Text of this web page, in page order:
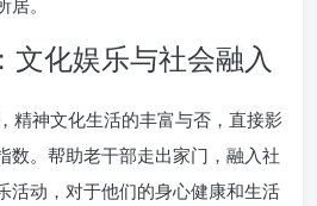
。
文化娱乐与社会融入
精神文化生活的丰富与否，直接影
数。帮助老干部走出家门，融入社
活动，对于他们的身心健康和生活